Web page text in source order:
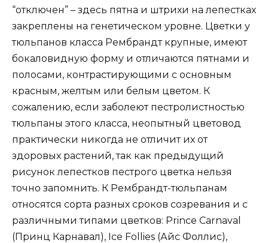
“отключен” – здесь пятна и штрихи на лепестках
закреплены на генетическом уровне. Цветки у
тюльпанов класса Рембрандт крупные, имеют
бокаловидную форму и отличаются пятнами и
полосами, контрастирующими с основным
красным, желтым или белым цветом. К
сожалению, если заболеют пестролистностью
тюльпаны этого класса, неопытный цветовод
практически никогда не отличит их от
здоровых растений, так как предыдущий
рисунок лепестков пестрого цветка нельзя
точно запомнить. К Рембрандт-тюльпанам
относятся сорта разных сроков созревания и с
различными типами цветков: Prince Carnaval
(Принц Карнавал), Ice Follies (Айс Фоллис),